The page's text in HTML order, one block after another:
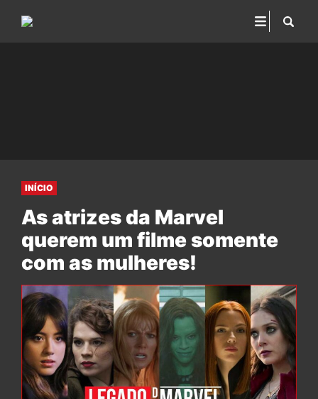
INÍCIO
As atrizes da Marvel
querem um filme somente
com as mulheres!